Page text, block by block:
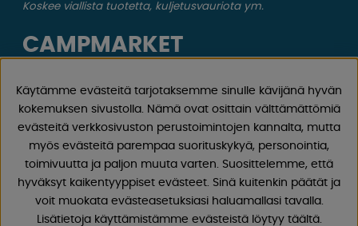
Koskee viallista tuotetta, kuljetusvauriota ym.
CAMPMARKET
matkailuvaunujen ja matkailuautojen tarvikkeista, koska
olemme myyneet asuntovaunuja ja matkailuautoja sekä
näiden varaosia ja tarvikkeita vuodesta 1968 lähtien.
Tarjoamme laajan valikoiman erilaisia ​​tuotteita retkeilyyn
ja vapaa-aikaan hyvillä hinnoilla ja alhaisilla
toimituskuluilla. Löydät 30 000 tuotteestamme varmasti
jotain, josta pidät!
Käytämme evästeitä tarjotaksemme sinulle kävijänä hyvän
kokemuksen sivustolla. Nämä ovat osittain välttämättömiä
evästeitä verkkosivuston perustoimintojen kannalta, mutta
myös evästeitä parempaa suorituskykyä, personointia,
toimivuutta ja paljon muuta varten. Suosittelemme, että
hyväksyt kaikentyyppiset evästeet. Sinä kuitenkin päätät ja
voit muokata evästeasetuksiasi haluamallasi tavalla.
Lisätietoja käyttämistämme evästeistä löytyy täältä.